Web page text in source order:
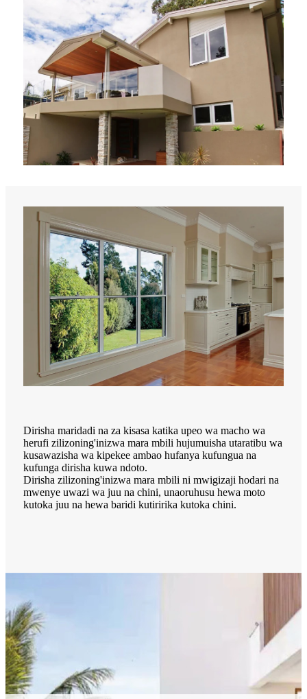
Dirisha maridadi na za kisasa katika upeo wa macho wa
herufi zilizoning'inizwa mara mbili hujumuisha utaratibu wa
kusawazisha wa kipekee ambao hufanya kufungua na
kufunga dirisha kuwa ndoto.
Dirisha zilizoning'inizwa mara mbili ni mwigizaji hodari na
mwenye uwazi wa juu na chini, unaoruhusu hewa moto
kutoka juu na hewa baridi kutiririka kutoka chini.